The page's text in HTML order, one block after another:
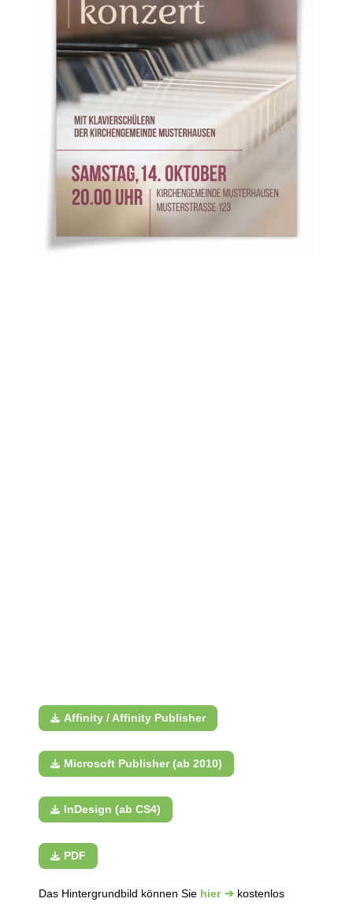
Affinity / Affinity Publisher
Microsoft Publisher (ab 2010)
InDesign (ab CS4)
PDF
Das Hintergrundbild können Sie hier
kostenlos